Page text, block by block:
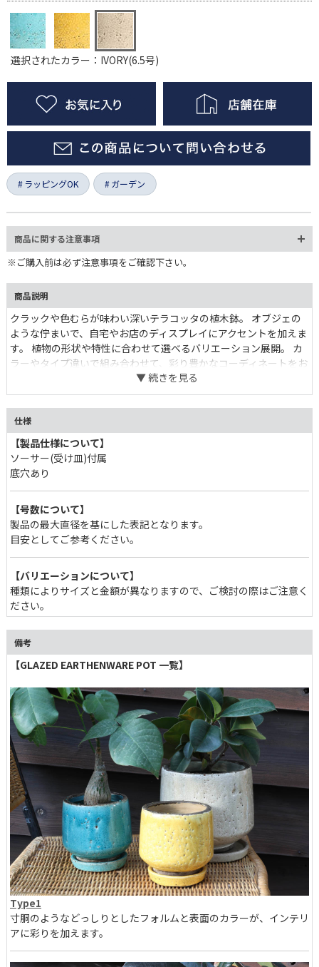
選択されたカラー：IVORY(6.5号)
ラッピングOK ガーデン
商品に関する注意事項
※ご購入前は必ず注意事項をご確認下さい。
商品説明
クラックや色むらが味わい深いテラコッタの植木鉢。 オブジェの
ような佇まいで、自宅やお店のディスプレイにアクセントを加えま
す。 植物の形状や特性に合わせて選べるバリエーション展開。 カ
ラーやタイプ違いで組み合わせて、彩り豊かなコーディネートをお
仕様
【製品仕様について】
ソーサー(受け皿)付属
底穴あり
【号数について】
製品の最大直径を基にした表記となります。
目安としてご参考ください。
【バリエーションについて】
種類によりサイズと金額が異なりますので、ご検討の際はご注意く
ださい。
備考
【GLAZED EARTHENWARE POT 一覧】
Type1
寸胴のようなどっしりとしたフォルムと表面のカラーが、インテリ
アに彩りを加えます。